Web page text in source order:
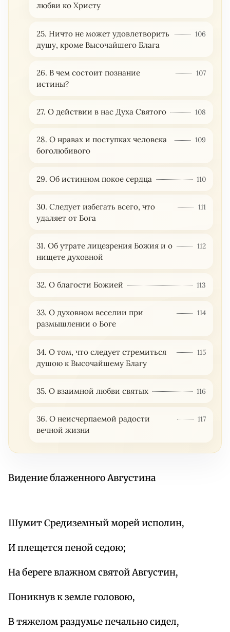
любви ко Христу
25. Ничто не может удовлетворить
душу, кроме Высочайшего Блага
106
26. В чем состоит познание
истины?
107
27. О действии в нас Духа Святого 108
28. О нравах и поступках человека
боголюбивого
109
29. Об истинном покое сердца 110
30. Следует избегать всего, что
удаляет от Бога
111
31. Об утрате лицезрения Божия и о
нищете духовной
112
32. О благости Божией 113
33. О духовном веселии при
размышлении о Боге
114
34. О том, что следует стремиться
душою к Высочайшему Благу
115
35. О взаимной любви святых 116
36. О неисчерпаемой радости
вечной жизни
117
Видение блаженного Августина
Шумит Средиземный морей исполин,
И плещется пеной седою;
На береге влажном святой Августин,
Поникнув к земле головою,
В тяжелом раздумье печально сидел,